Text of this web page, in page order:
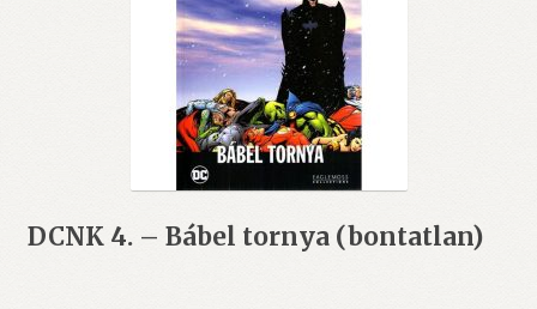
DCNK 4. – Bábel tornya (bontatlan)